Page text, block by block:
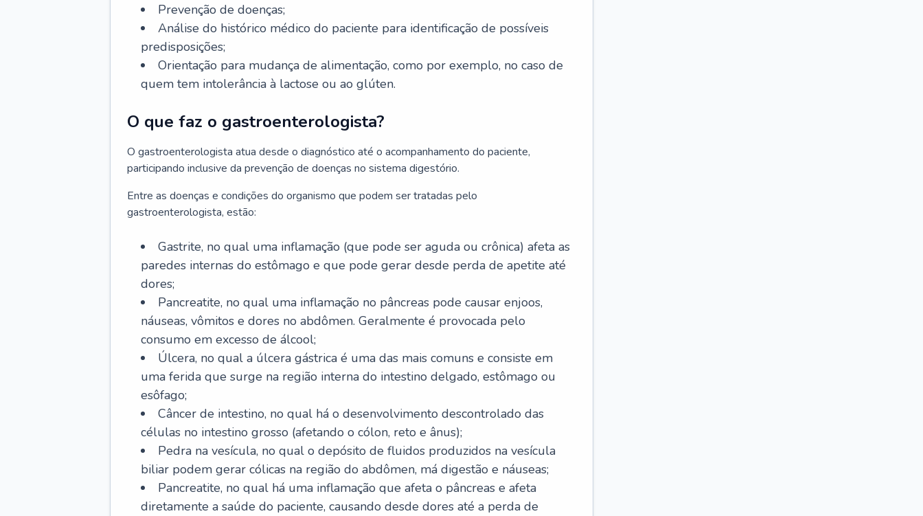
Prevenção de doenças;
Análise do histórico médico do paciente para identificação de possíveis
predisposições;
Orientação para mudança de alimentação, como por exemplo, no caso de
quem tem intolerância à lactose ou ao glúten.
O que faz o gastroenterologista?
O gastroenterologista atua desde o diagnóstico até o acompanhamento do paciente,
participando inclusive da prevenção de doenças no sistema digestório.
Entre as doenças e condições do organismo que podem ser tratadas pelo
gastroenterologista, estão:
Gastrite, no qual uma inflamação (que pode ser aguda ou crônica) afeta as
paredes internas do estômago e que pode gerar desde perda de apetite até
dores;
Pancreatite, no qual uma inflamação no pâncreas pode causar enjoos,
náuseas, vômitos e dores no abdômen. Geralmente é provocada pelo
consumo em excesso de álcool;
Úlcera, no qual a úlcera gástrica é uma das mais comuns e consiste em
uma ferida que surge na região interna do intestino delgado, estômago ou
esôfago;
Câncer de intestino, no qual há o desenvolvimento descontrolado das
células no intestino grosso (afetando o cólon, reto e ânus);
Pedra na vesícula, no qual o depósito de fluidos produzidos na vesícula
biliar podem gerar cólicas na região do abdômen, má digestão e náuseas;
Pancreatite, no qual há uma inflamação que afeta o pâncreas e afeta
diretamente a saúde do paciente, causando desde dores até a perda de